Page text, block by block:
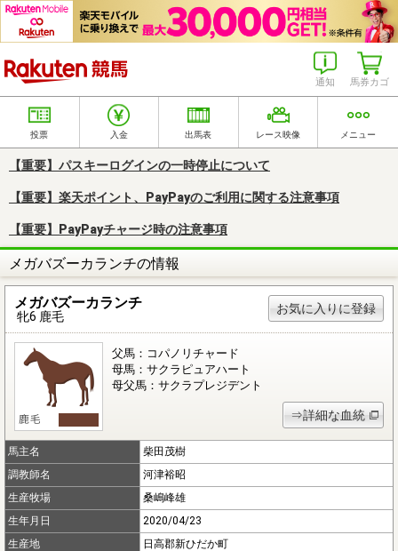
馬券カゴ
通知
投票 入金 出馬表 レース映像 メニュー
【重要】パスキーログインの一時停止について
【重要】楽天ポイント、PayPayのご利用に関する注意事項
【重要】PayPayチャージ時の注意事項
メガバズーカランチの情報
メガバズーカランチ
牝6 鹿毛
お気に入りに登録
父馬：コパノリチャード
母馬：サクラピュアハート
母父馬：サクラプレジデント
⇒詳細な血統
馬主名
柴田茂樹
調教師名
河津裕昭
生産牧場
桑嶋峰雄
生年月日
2020/04/23
生産地
日高郡新ひだか町